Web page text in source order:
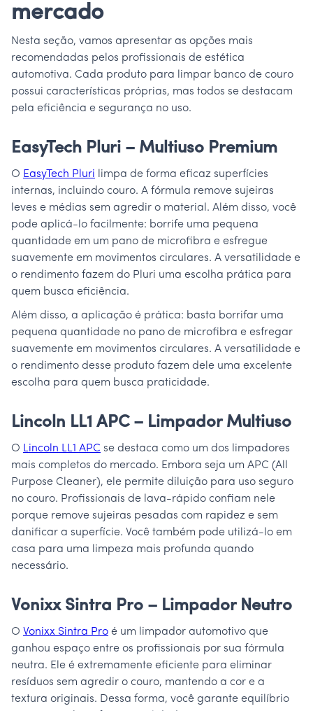
mercado
Nesta seção, vamos apresentar as opções mais
recomendadas pelos profissionais de estética
automotiva. Cada produto para limpar banco de couro
possui características próprias, mas todos se destacam
pela eficiência e segurança no uso.
EasyTech Pluri – Multiuso Premium
O EasyTech Pluri limpa de forma eficaz superfícies
internas, incluindo couro. A fórmula remove sujeiras
leves e médias sem agredir o material. Além disso, você
pode aplicá-lo facilmente: borrife uma pequena
quantidade em um pano de microfibra e esfregue
suavemente em movimentos circulares. A versatilidade e
o rendimento fazem do Pluri uma escolha prática para
quem busca eficiência.
Além disso, a aplicação é prática: basta borrifar uma
pequena quantidade no pano de microfibra e esfregar
suavemente em movimentos circulares. A versatilidade e
o rendimento desse produto fazem dele uma excelente
escolha para quem busca praticidade.
Lincoln LL1 APC – Limpador Multiuso
O Lincoln LL1 APC se destaca como um dos limpadores
mais completos do mercado. Embora seja um APC (All
Purpose Cleaner), ele permite diluição para uso seguro
no couro. Profissionais de lava-rápido confiam nele
porque remove sujeiras pesadas com rapidez e sem
danificar a superfície. Você também pode utilizá-lo em
casa para uma limpeza mais profunda quando
necessário.
Vonixx Sintra Pro – Limpador Neutro
O Vonixx Sintra Pro é um limpador automotivo que
ganhou espaço entre os profissionais por sua fórmula
neutra. Ele é extremamente eficiente para eliminar
resíduos sem agredir o couro, mantendo a cor e a
textura originais. Dessa forma, você garante equilíbrio